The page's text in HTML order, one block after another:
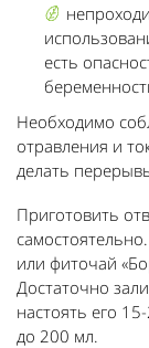
есть
Необходимо
отравления и
делать
Приготовить
или фиточай
Достаточно
настоять его
до 200 мл.